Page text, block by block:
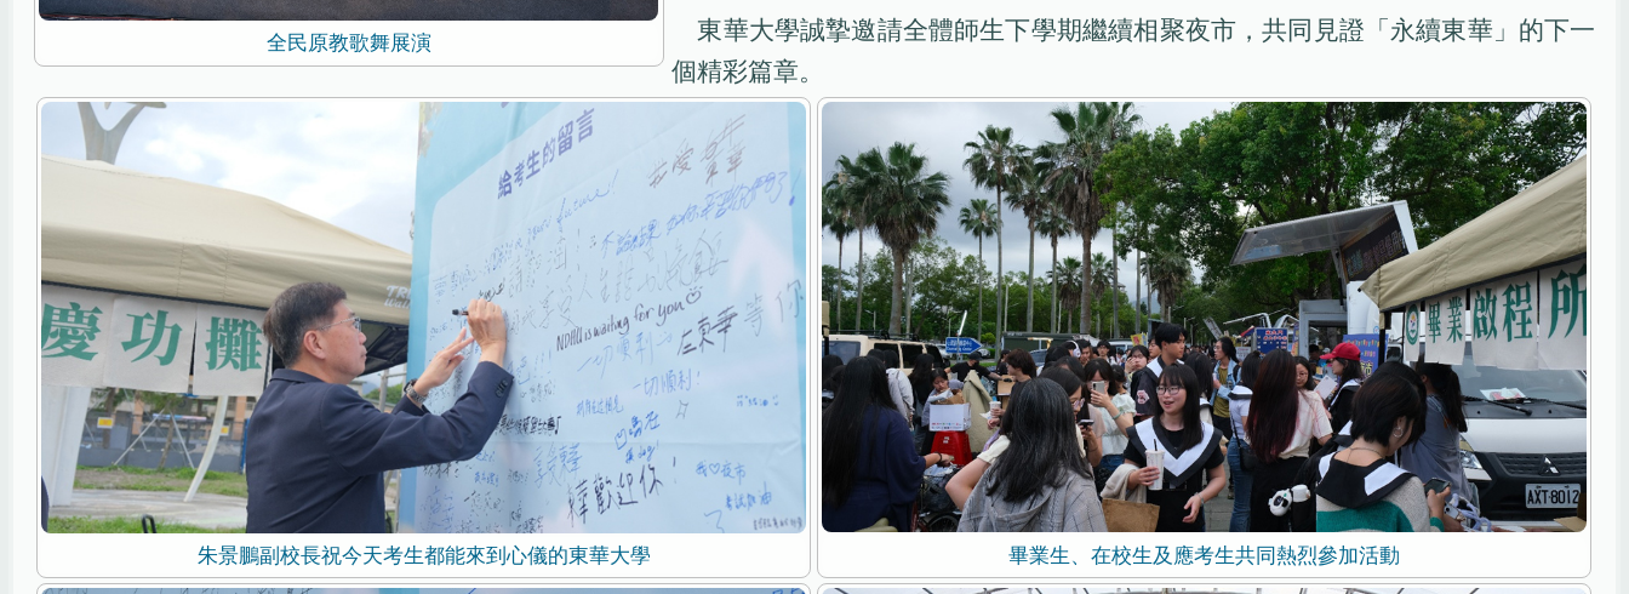
全民原教歌舞展演
東華大學誠摯邀請全體師生下學期繼續相聚夜市，共同見證「永續東華」的下一
個精彩篇章。
朱景鵬副校長祝今天考生都能來到心儀的東華大學 畢業生、在校生及應考生共同熱烈參加活動